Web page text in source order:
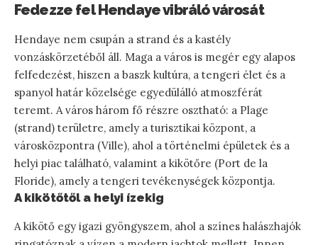
Fedezze fel Hendaye vibráló városát
Hendaye nem csupán a strand és a kastély
vonzáskörzetéből áll. Maga a város is megér egy alapos
felfedezést, hiszen a baszk kultúra, a tengeri élet és a
spanyol határ közelsége egyedülálló atmoszférát
teremt. A város három fő részre osztható: a Plage
(strand) területre, amely a turisztikai központ, a
városközpontra (Ville), ahol a történelmi épületek és a
helyi piac található, valamint a kikötőre (Port de la
Floride), amely a tengeri tevékenységek központja.
A kikötőtől a helyi ízekig
A kikötő egy igazi gyöngyszem, ahol a színes halászhajók